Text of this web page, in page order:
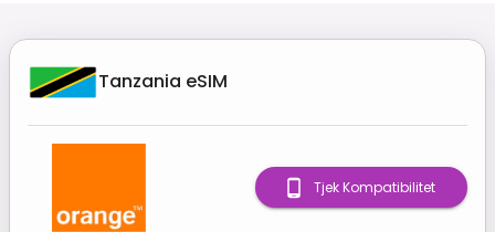
Tanzania eSIM
Tjek Kompatibilitet